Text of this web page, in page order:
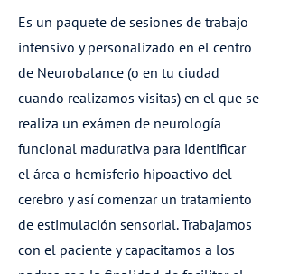
Es un paquete de sesiones de trabajo
intensivo y personalizado en el centro
de Neurobalance (o en tu ciudad
cuando realizamos visitas) en el que se
realiza un exámen de neurología
funcional madurativa para identificar
el área o hemisferio hipoactivo del
cerebro y así comenzar un tratamiento
de estimulación sensorial. Trabajamos
con el paciente y capacitamos a los